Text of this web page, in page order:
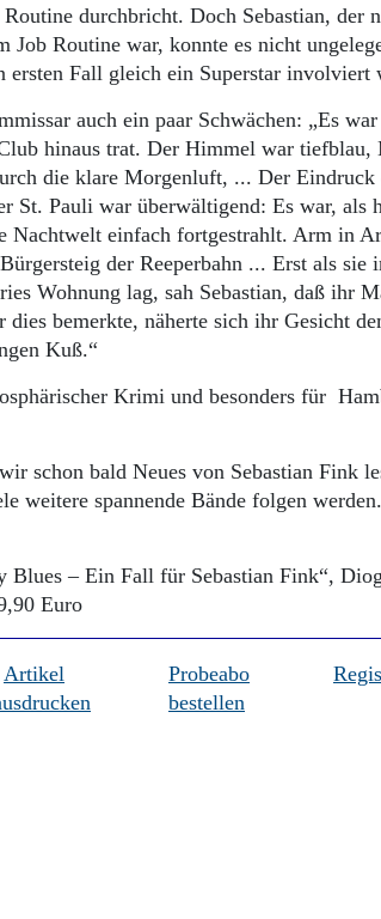
durchbricht. Doch Sebastian, der
Job Routine war, konnte es nicht
ersten Fall gleich ein Superstar involviert
auch ein paar Schwächen: „Es war
hinaus trat. Der Himmel war tiefblau,
die klare Morgenluft, ... Der Eindruck
St. Pauli war überwältigend: Es war, als
Nachtwelt einfach fortgestrahlt. Arm in
der Reeperbahn ... Erst als sie
Wohnung lag, sah Sebastian, daß ihr
bemerkte, näherte sich ihr Gesicht
Kuß.“
Krimi und besonders für
schon bald Neues von Sebastian Fink
weitere spannende Bände folgen
Blues – Ein Fall für Sebastian Fink“,
Euro
Artikel
Probeabo
bestellen